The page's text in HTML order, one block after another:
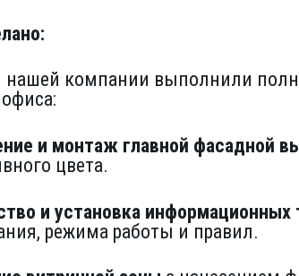
нашей компании выполнили
и монтаж главной фасадной
цвета.
и установка информационных
режима работы и правил.